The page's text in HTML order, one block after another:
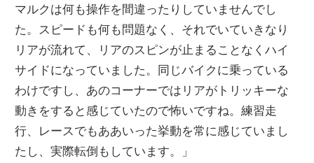
マルクは何も操作を間違ったりしていませんでし
た。スピードも何も問題なく、それでいていきなり
リアが流れて、リアのスピンが止まることなくハイ
サイドになっていました。同じバイクに乗っている
わけですし、あのコーナーではリアがトリッキーな
動きをすると感じていたので怖いですね。練習走
行、レースでもああいった挙動を常に感じていまし
たし、実際転倒もしています。」